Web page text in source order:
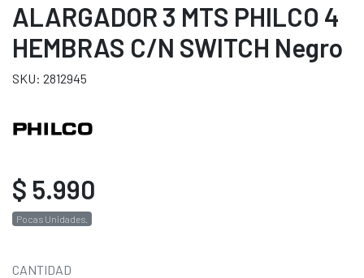
ALARGADOR 3 MTS PHILCO 4
HEMBRAS C/N SWITCH Negro
SKU: 2812945
$ 5.990
Pocas Unidades.
CANTIDAD